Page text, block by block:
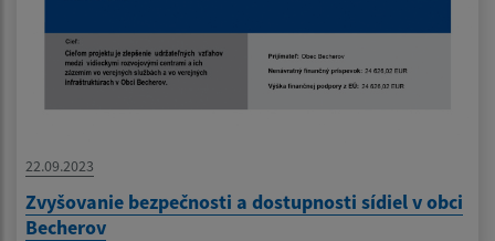
22.09.2023
Zvyšovanie bezpečnosti a dostupnosti sídiel v obci
Becherov